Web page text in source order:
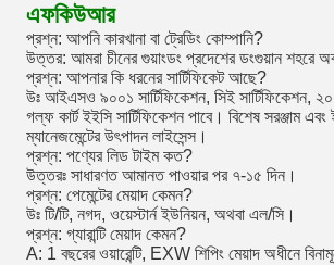
এফকিউআর
প্রশ্ন: আপনি কারখানা বা ট্রেডিং কোম্পানি?
উত্তর: আমরা চীনের গুয়াংডং প্রদেশের ডংগুয়ান শহরে
প্রশ্ন: আপনার কি ধরনের সার্টিফিকেট আছে?
উঃ আইএসও ৯০০১ সার্টিফিকেশন, সিই সার্টিফিকেশন,
গল্ফ কার্ট ইইসি সার্টিফিকেশন পাবে। বিশেষ সরঞ্জাম
ম্যানেজমেন্টের উৎপাদন লাইসেন্স।
প্রশ্ন: পণ্যের লিড টাইম কত?
উত্তরঃ সাধারণত আমানত পাওয়ার পর ৭-১৫ দিন।
প্রশ্ন: পেমেন্টের মেয়াদ কেমন?
উঃ টি/টি, নগদ, ওয়েস্টার্ন ইউনিয়ন, অথবা এল/সি।
প্রশ্ন: গ্যারান্টি মেয়াদ কেমন?
A: 1 বছরের ওয়ারেন্টি, EXW শিপিং মেয়াদ অধীনে